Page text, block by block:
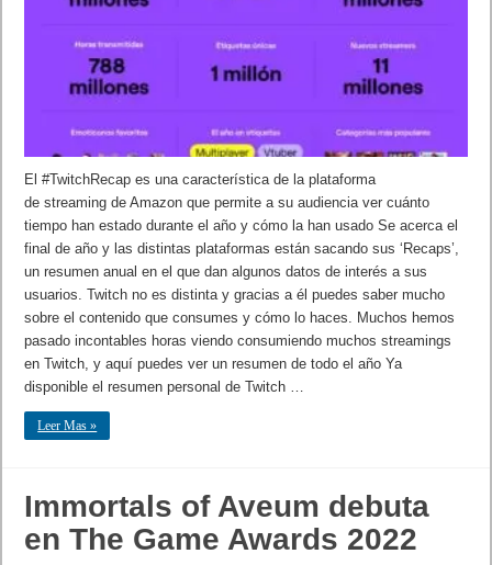
El #TwitchRecap es una característica de la plataforma
de streaming de Amazon que permite a su audiencia ver cuánto
tiempo han estado durante el año y cómo la han usado Se acerca el
final de año y las distintas plataformas están sacando sus ‘Recaps’,
un resumen anual en el que dan algunos datos de interés a sus
usuarios. Twitch no es distinta y gracias a él puedes saber mucho
sobre el contenido que consumes y cómo lo haces. Muchos hemos
pasado incontables horas viendo consumiendo muchos streamings
en Twitch, y aquí puedes ver un resumen de todo el año Ya
disponible el resumen personal de Twitch …
Leer Mas »
Immortals of Aveum debuta
en The Game Awards 2022